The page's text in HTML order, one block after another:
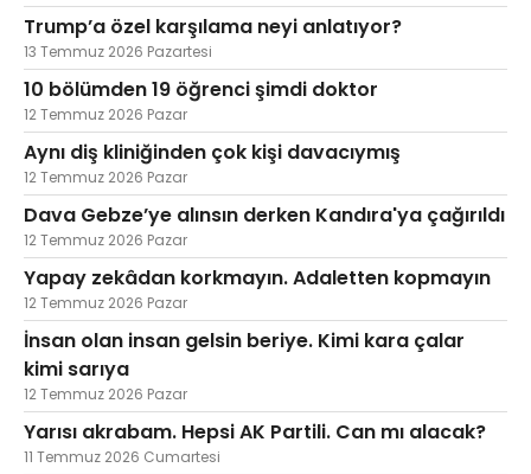
Trump’a özel karşılama neyi anlatıyor?
13 Temmuz 2026 Pazartesi
10 bölümden 19 öğrenci şimdi doktor
12 Temmuz 2026 Pazar
Aynı diş kliniğinden çok kişi davacıymış
12 Temmuz 2026 Pazar
Dava Gebze’ye alınsın derken Kandıra'ya çağırıldı
12 Temmuz 2026 Pazar
Yapay zekâdan korkmayın. Adaletten kopmayın
12 Temmuz 2026 Pazar
İnsan olan insan gelsin beriye. Kimi kara çalar
kimi sarıya
12 Temmuz 2026 Pazar
Yarısı akrabam. Hepsi AK Partili. Can mı alacak?
11 Temmuz 2026 Cumartesi